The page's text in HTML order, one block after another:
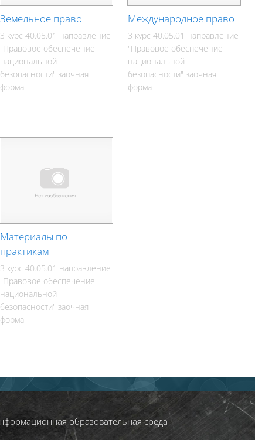
Земельное право
3 курс 40.05.01 направление
"Правовое обеспечение
национальной
безопасности" заочная
форма
Международное право
3 курс 40.05.01 направление
"Правовое обеспечение
национальной
безопасности" заочная
форма
Материалы по
практикам
3 курс 40.05.01 направление
"Правовое обеспечение
национальной
безопасности" заочная
форма
образовательная среда